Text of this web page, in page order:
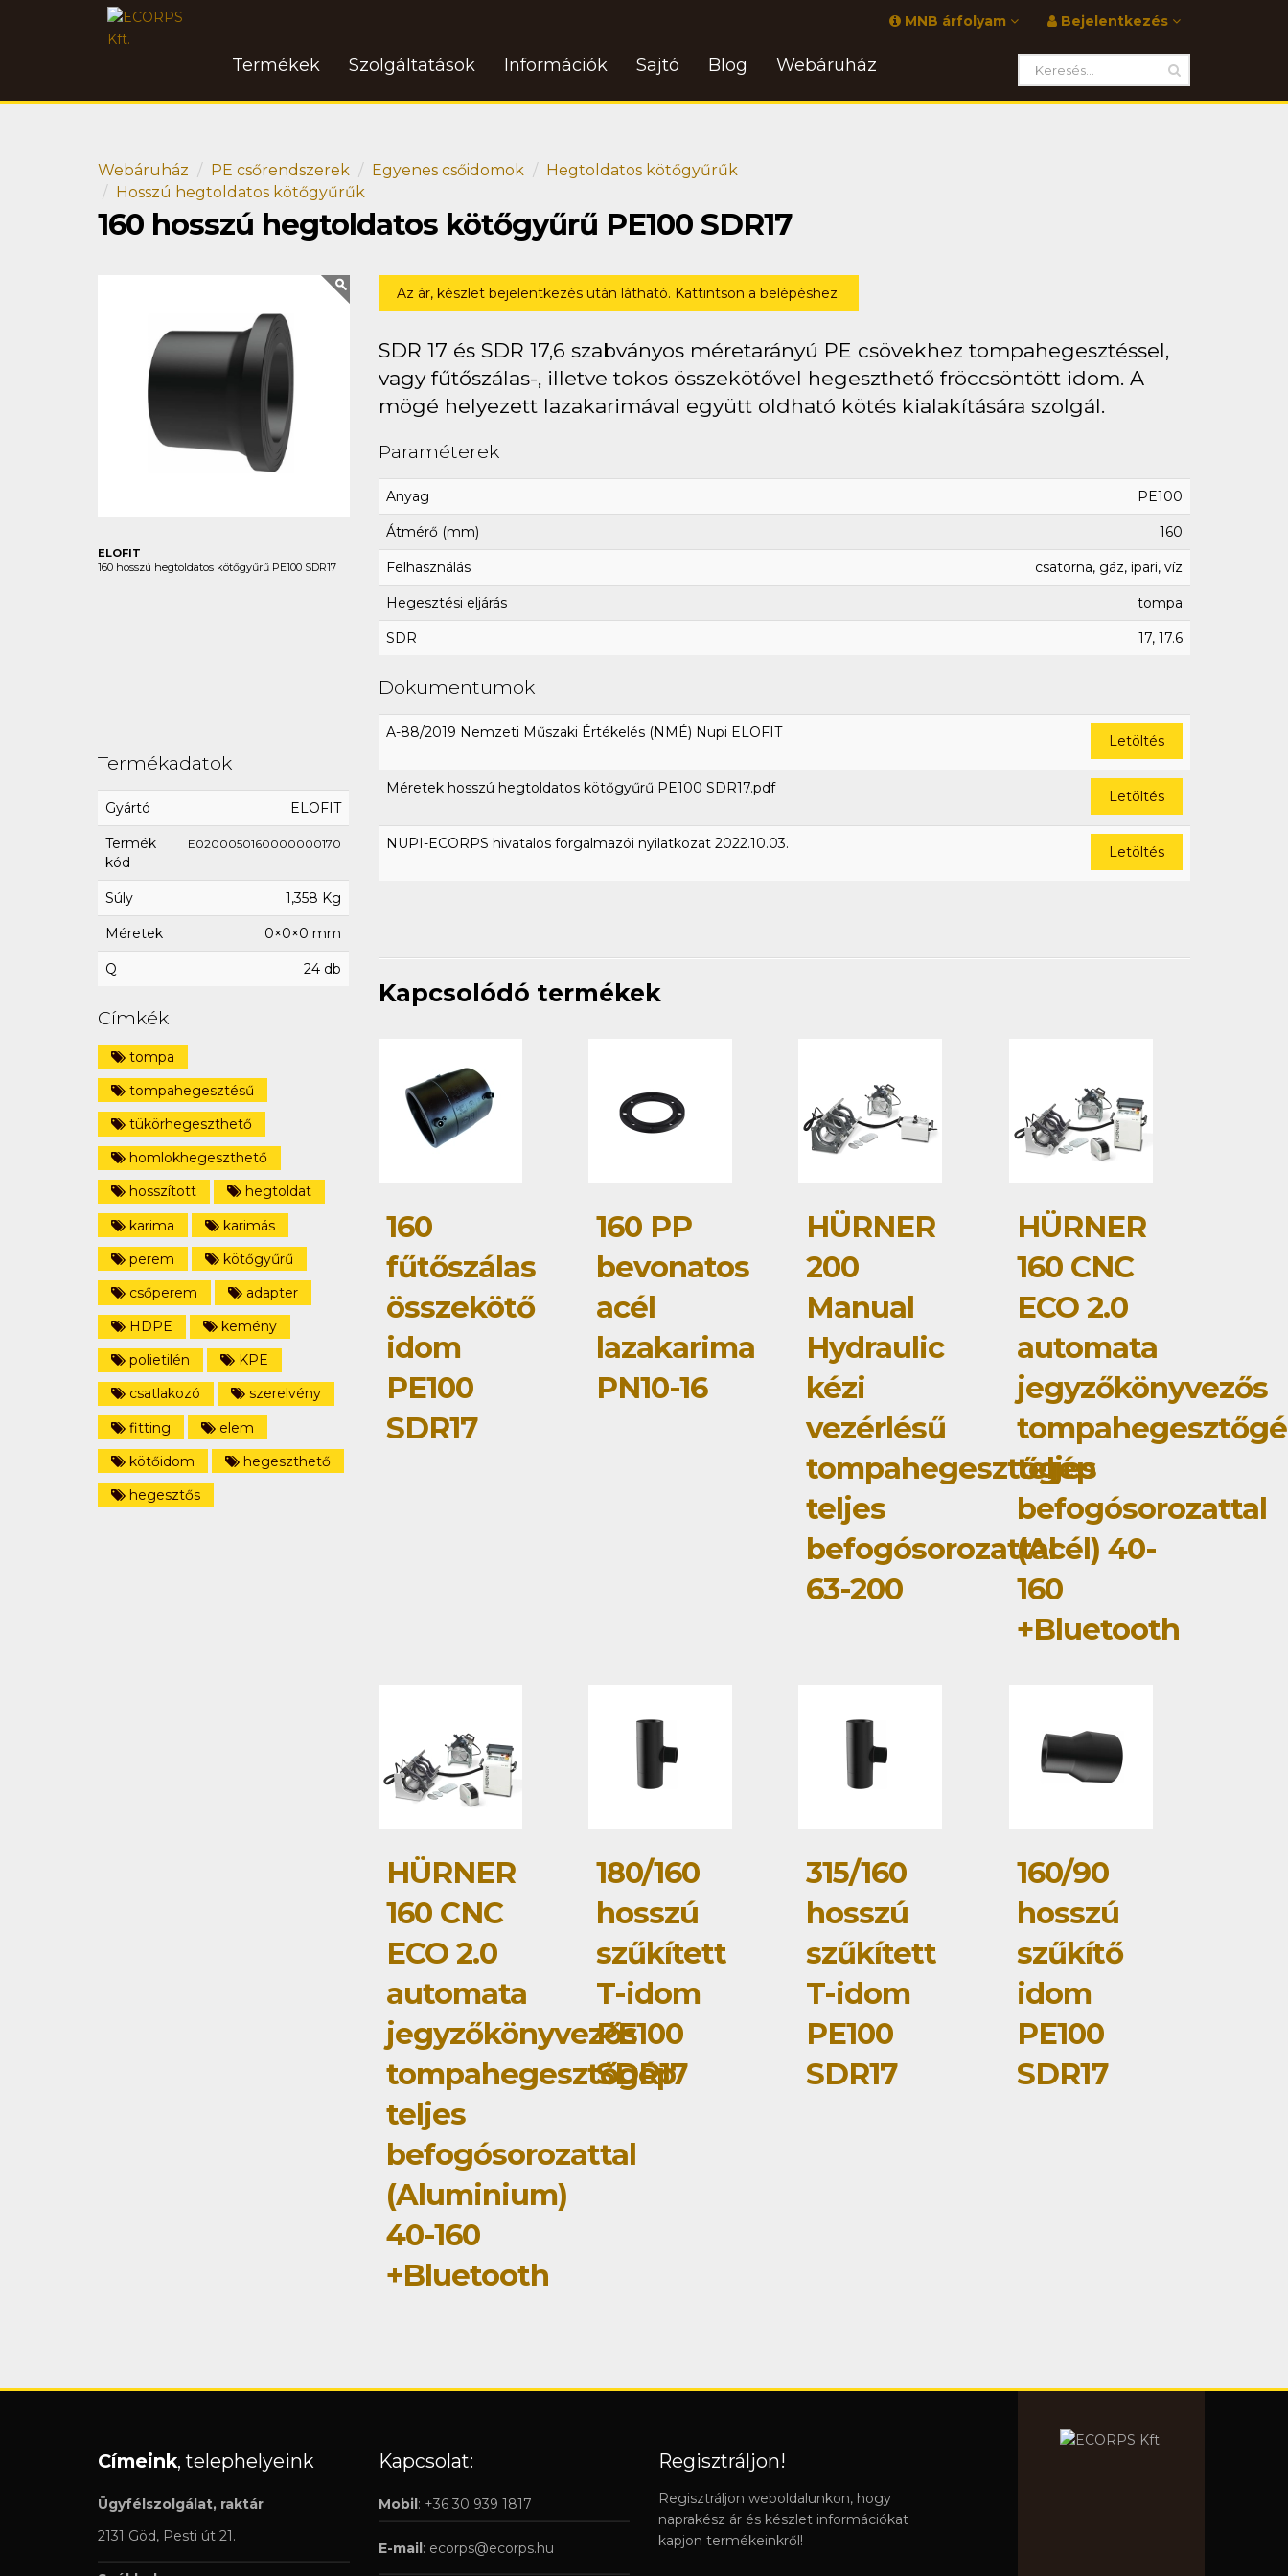
Bejelentkezés
MNB árfolyam
Termékek Szolgáltatások Információk Sajtó Blog Webáruház
Webáruház PE csőrendszerek Egyenes csőidomok
Hegtoldatos kötőgyűrűk
Hosszú hegtoldatos kötőgyűrűk
160 hosszú hegtoldatos kötőgyűrű PE100 SDR17
ELOFIT
160 hosszú hegtoldatos kötőgyűrű PE100 SDR17
Az ár, készlet bejelentkezés után látható. Kattintson a belépéshez.
SDR 17 és SDR 17,6 szabványos méretarányú PE csövekhez tompahegesztéssel,
vagy fűtőszálas-, illetve tokos összekötővel hegeszthető fröccsöntött idom. A
mögé helyezett lazakarimával együtt oldható kötés kialakítására szolgál.
Paraméterek
Anyag PE100
Átmérő (mm) 160
Felhasználás csatorna, gáz, ipari, víz
Hegesztési eljárás tompa
SDR 17, 17.6
Dokumentumok
A-88/2019 Nemzeti Műszaki Értékelés (NMÉ) Nupi ELOFIT Letöltés
Méretek hosszú hegtoldatos kötőgyűrű PE100 SDR17.pdf Letöltés
NUPI-ECORPS hivatalos forgalmazói nyilatkozat 2022.10.03. Letöltés
Termékadatok
Gyártó ELOFIT
Termék
kód
E0200050160000000170
Súly 1,358 Kg
Méretek 0×0×0 mm
Q 24 db
Címkék
tompa
tompahegesztésű
tükörhegeszthető
homlokhegeszthető
hosszított
hegtoldat
karima
karimás
perem
kötőgyűrű
csőperem
adapter
HDPE
kemény
polietilén
KPE
csatlakozó
szerelvény
fitting
elem
kötőidom
hegeszthető
hegesztős
Kapcsolódó termékek
160
fűtőszálas
összekötő
idom
PE100
SDR17
160 PP
bevonatos
acél
lazakarima
PN10-16
HÜRNER
200
Manual
Hydraulic
kézi
vezérlésű
tompahegesztőgép
teljes
befogósorozattal
63-200
HÜRNER
160 CNC
ECO 2.0
automata
jegyzőkönyvezős
teljes
befogósorozattal
(Acél) 40-
160
+Bluetooth
HÜRNER
160 CNC
ECO 2.0
automata
jegyzőkönyvezős
tompahegesztőgép
teljes
befogósorozattal
(Aluminium)
40-160
+Bluetooth
180/160
hosszú
szűkített
T-idom
PE100
SDR17
315/160
hosszú
szűkített
T-idom
PE100
SDR17
160/90
hosszú
szűkítő
idom
PE100
SDR17
Címeink, telephelyeink
Ügyfélszolgálat, raktár
2131 Göd, Pesti út 21.
Kapcsolat:
Mobil: +36 30 939 1817
E-mail: ecorps@ecorps.hu
Regisztráljon!
Regisztráljon weboldalunkon, hogy
naprakész ár és készlet információkat
kapjon termékeinkről!